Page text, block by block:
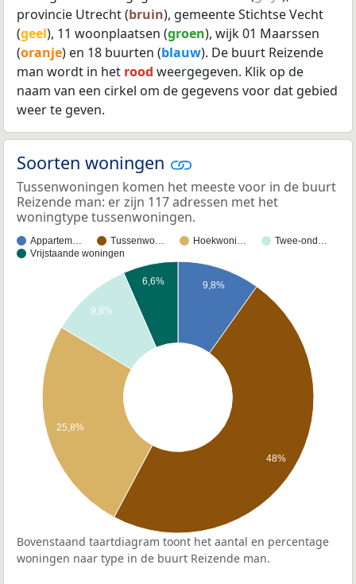
provincie Utrecht (bruin), gemeente Stichtse Vecht
(geel), 11 woonplaatsen (groen), wijk 01 Maarssen
(oranje) en 18 buurten (blauw). De buurt Reizende
man wordt in het rood weergegeven. Klik op de
naam van een cirkel om de gegevens voor dat gebied
weer te geven.
Soorten woningen
Tussenwoningen komen het meeste voor in de buurt
Reizende man: er zijn 117 adressen met het
woningtype tussenwoningen.
Appartem… Tussenwo… Hoekwoni…
Twee-ond…
Vrijstaande woningen
9,8%
6,6%
9,8%
25,8%
48%
Bovenstaand taartdiagram toont het aantal en percentage
woningen naar type in de buurt Reizende man.